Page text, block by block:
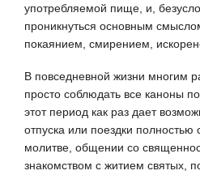
употребляемой пище, и,
проникнуться основным
покаянием, смирением,
В повседневной жизни многим
просто соблюдать все каноны
этот период как раз дает
отпуска или поездки полностью
молитве, общении со
знакомством с житием святых,